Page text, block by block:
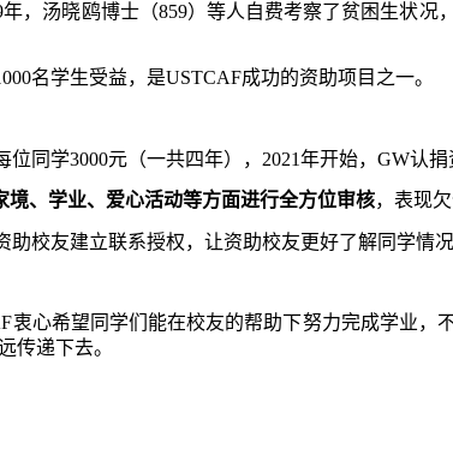
年，汤晓鸥博士（859）等人自费考察了贫困生状况
名学生受益，是USTCAF成功的资助项目之一。
位同学3000元（一共四年）， 2021年开始， GW认捐
境、学业、爱心活动等方面进行全方位审核， 表现
校友建立联系授权，让资助校友更好了解同学情况
衷心希望同学们能在校友的帮助下努力完成学业，
传递下去。